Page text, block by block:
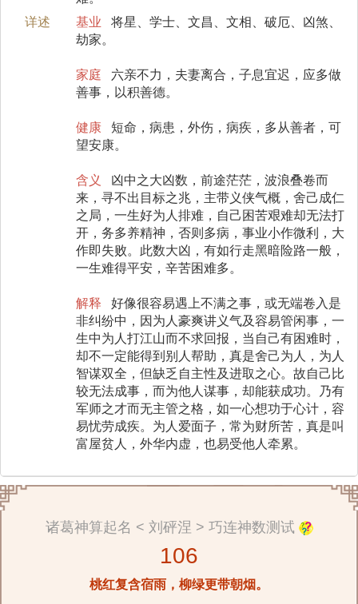
详述
基业
将星、学士、文昌、文相、破厄、凶煞、
劫家。
家庭
六亲不力，夫妻离合，子息宜迟，应多做
善事，以积善德。
健康
短命，病患，外伤，病疾，多从善者，可
望安康。
含义
凶中之大凶数，前途茫茫，波浪叠卷而
来，寻不出目标之兆，主带义侠气概，舍己成仁
之局，一生好为人排难，自己困苦艰难却无法打
开，务多养精神，否则多病，事业小作微利，大
作即失败。此数大凶，有如行走黑暗险路一般，
一生难得平安，辛苦困难多。
解释
好像很容易遇上不满之事，或无端卷入是
非纠纷中，因为人豪爽讲义气及容易管闲事，一
生中为人打江山而不求回报，当自己有困难时，
却不一定能得到别人帮助，真是舍己为人，为人
智谋双全，但缺乏自主性及进取之心。故自己比
较无法成事，而为他人谋事，却能获成功。乃有
军师之才而无主管之格，如一心想功于心计，容
易忧劳成疾。为人爱面子，常为财所苦，真是叫
富屋贫人，外华内虚，也易受他人牵累。
诸葛神算起名 < 刘砰涅 > 巧连神数测试
106
桃红复含宿雨，柳绿更带朝烟。